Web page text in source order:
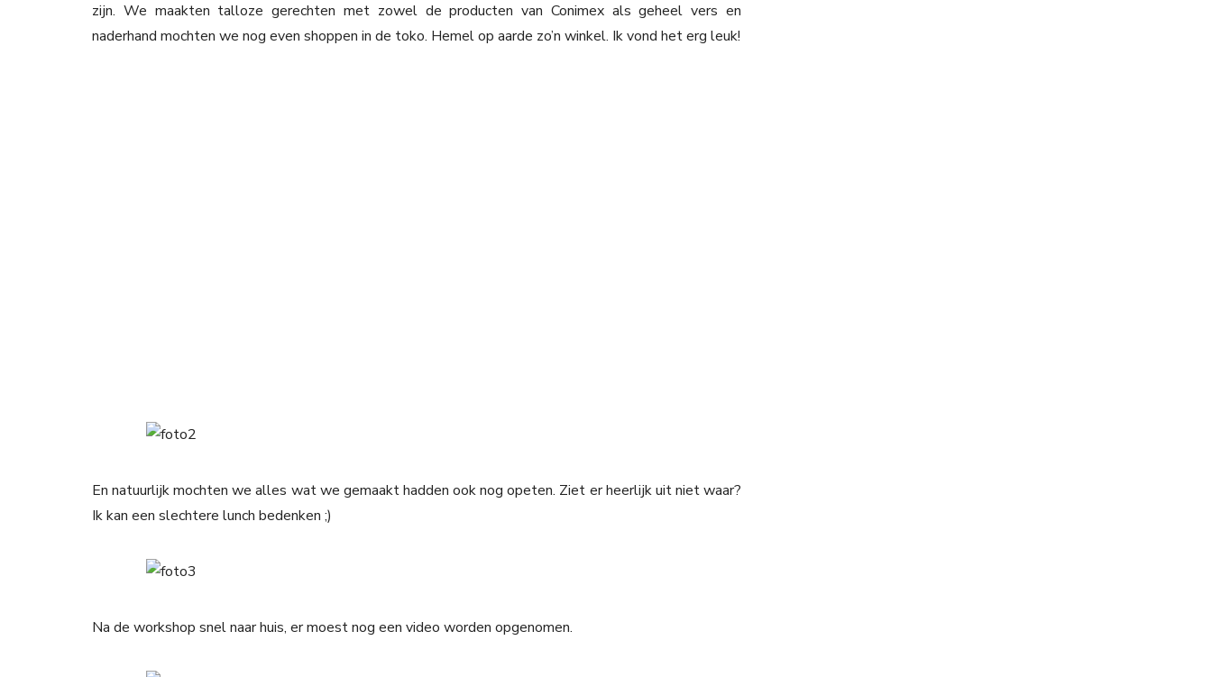
zijn. We maakten talloze gerechten met zowel de producten van Conimex als geheel vers en
naderhand mochten we nog even shoppen in de toko. Hemel op aarde zo’n winkel. Ik vond het erg leuk!
En natuurlijk mochten we alles wat we gemaakt hadden ook nog opeten. Ziet er heerlijk uit niet waar?
Ik kan een slechtere lunch bedenken ;)
Na de workshop snel naar huis, er moest nog een video worden opgenomen.